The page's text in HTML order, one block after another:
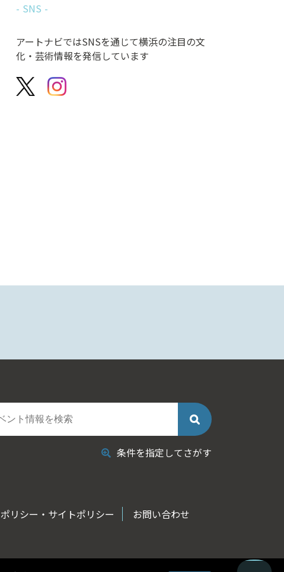
SNS
アートナビではSNSを通じて横浜の注目の文
化・芸術情報を発信しています
リシー・サイトポリシー お問い合わせ
条件を指定してさがす